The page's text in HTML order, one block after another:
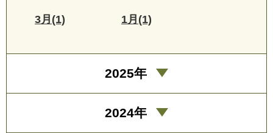
3月(1) 1月(1)
2025年
2024年